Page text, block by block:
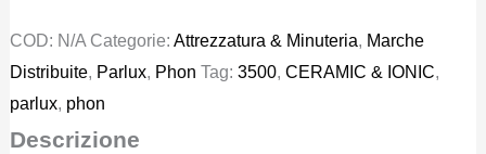
COD: N/A Categorie: Attrezzatura & Minuteria, Marche
Distribuite, Parlux, Phon Tag: 3500, CERAMIC & IONIC,
parlux, phon
Descrizione